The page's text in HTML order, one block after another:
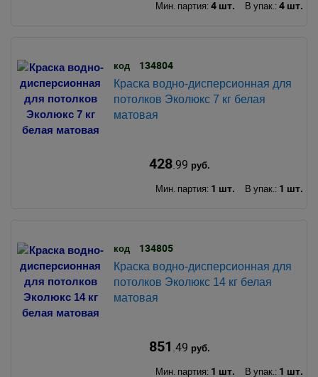
Мин. партия: 4 шт. В упак.: 4 шт.
код 134804
Краска водно-дисперсионная для
потолков Эколюкс 7 кг белая
матовая
428.99 руб.
Мин. партия: 1 шт. В упак.: 1 шт.
код 134805
Краска водно-дисперсионная для
потолков Эколюкс 14 кг белая
матовая
851.49 руб.
Мин. партия: 1 шт. В упак.: 1 шт.